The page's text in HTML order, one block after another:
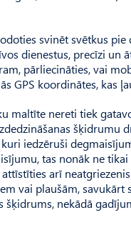
svinēt svētkus
dienestus, precīzi un
pārliecināties, vai
GPS koordinātes, kas
maltīte nereti tiek
šķidrumu
kuri iedzēruši
tas nonāk ne
arī
vai plaušām, savukārt
šķidrums, nekādā